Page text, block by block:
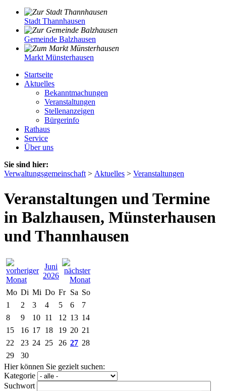
Stadt Thannhausen
Gemeinde Balzhausen
Markt Münsterhausen
Startseite
Aktuelles
Bekanntmachungen
Veranstaltungen
Stellenanzeigen
Bürgerinfo
Rathaus
Service
Über uns
Sie sind hier:
Verwaltungsgemeinschaft > Aktuelles > Veranstaltungen
Veranstaltungen und Termine
in Balzhausen, Münsterhausen
und Thannhausen
Juni
2026
Mo Di Mi Do Fr Sa So
1
2 3 4 5 6
7
8
9 10 11 12 13 14
15
16 17 18 19 20 21
22
23 24 25 26 27 28
29
30
Hier können Sie gezielt suchen:
Kategorie
Suchwort